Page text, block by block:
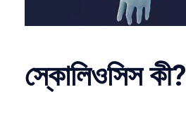
স্কোলিওসিস কী?